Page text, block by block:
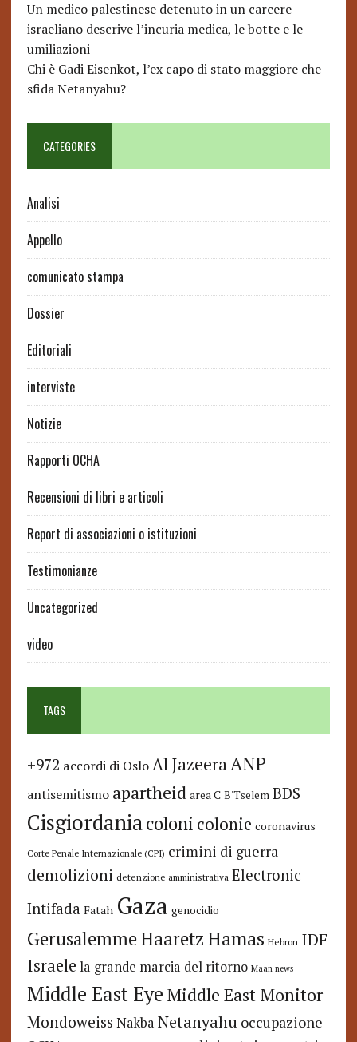
Un medico palestinese detenuto in un carcere
israeliano descrive l’incuria medica, le botte e le
umiliazioni
Chi è Gadi Eisenkot, l’ex capo di stato maggiore che
sfida Netanyahu?
CATEGORIES
Analisi
Appello
comunicato stampa
Dossier
Editoriali
interviste
Notizie
Rapporti OCHA
Recensioni di libri e articoli
Report di associazioni o istituzioni
Testimonianze
Uncategorized
video
TAGS
+972 accordi di Oslo Al JazeeraANP
antisemitismo apartheid area C B'Tselem BDS
Cisgiordaniacoloni colonie coronavirus
Corte Penale Internazionale (CPI) crimini di guerra
demolizioni detenzione amministrativa Electronic
Intifada Fatah Gaza genocidio
GerusalemmeHaaretzHamas Hebron IDF
Israele la grande marcia del ritorno Maan news
Middle East Eye Middle East Monitor
Mondoweiss Nakba Netanyahu occupazione